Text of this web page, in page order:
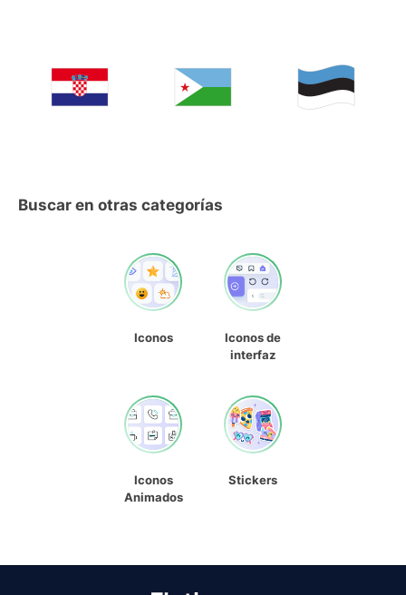
Buscar en otras categorías
Iconos
Iconos de
interfaz
Iconos
Animados
Stickers